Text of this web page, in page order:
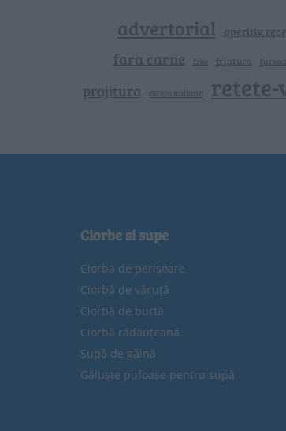
advertorial aperitiv rece
fara carne free friptura
prajitura reteta italiana retete-
Ciorbe si supe
Ciorba de perișoare
Ciorbă de văcuță
Ciorbă de burtă
Ciorbă rădăuțeană
Supă de găină
Găluște pufoase pentru supă